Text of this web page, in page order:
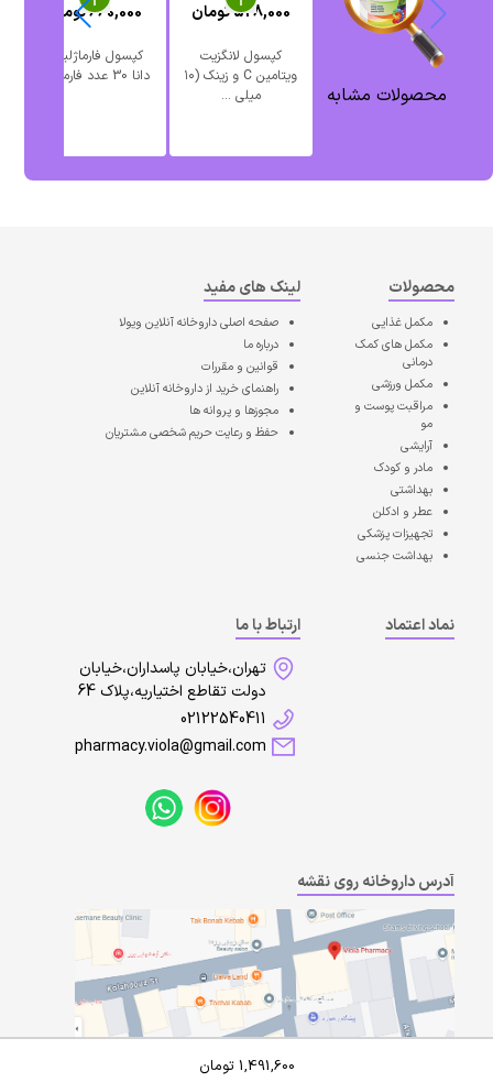
محصولات مشابه
کپسول لانگزیت
ویتامین C و زینک (۱۰
میلی ...
528,000تومان
کپسول فارماژلیتان
دانا 30 عدد فارماتون
660,000تومان
1,491,600 تومان
محصولات
مکمل غذایی
مکمل های کمک
درمانی
مکمل ورزشی
مراقبت پوست و
مو
آرایشی
مادر و کودک
بهداشتی
عطر و ادکلن
تجهیزات پزشکی
بهداشت جنسی
لینک های مفید
صفحه اصلیداروخانه آنلاین ویولا
درباره ما
قوانین و مقررات
راهنمای خرید از داروخانه آنلاین
مجوزها و پروانه ها
حفظ و رعایت حریم شخصی مشتریان
نماد اعتماد
ارتباط با ما
تهران،خیابان پاسداران،خیابان
دولت تقاطع اختیاریه،پلاک 64
02122540411
pharmacy.viola@gmail.com
آدرس داروخانه روی نقشه